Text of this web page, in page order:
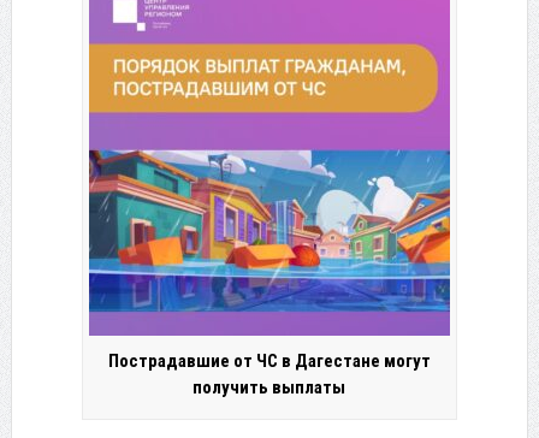
Пострадавшие от ЧС в Дагестане могут
получить выплаты